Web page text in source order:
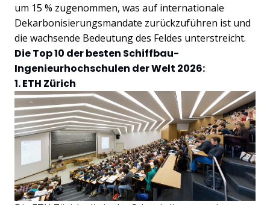
um 15 % zugenommen, was auf internationale
Dekarbonisierungsmandate zurückzuführen ist und
die wachsende Bedeutung des Feldes unterstreicht.
Die Top 10 der besten Schiffbau-
Ingenieurhochschulen der Welt 2026:
1. ETH Zürich